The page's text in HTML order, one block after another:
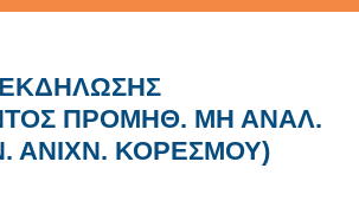
ΠΡΟΜΗΘ. ΜΗ ΑΝΑΛ.
ΑΝΙΧΝ. ΚΟΡΕΣΜΟΥ)